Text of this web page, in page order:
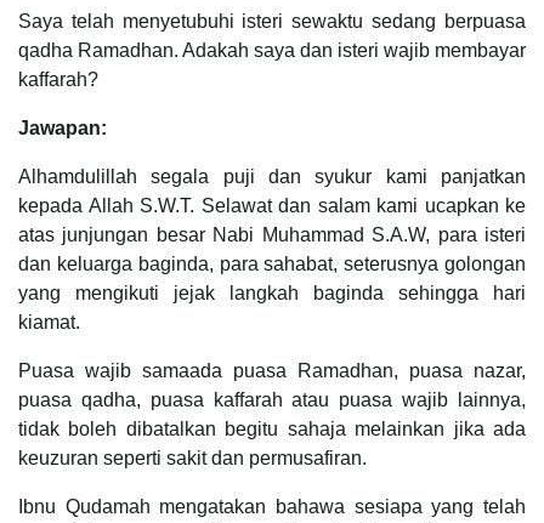
Saya telah menyetubuhi isteri sewaktu sedang berpuasa
qadha Ramadhan. Adakah saya dan isteri wajib membayar
kaffarah?
Jawapan:
Alhamdulillah segala puji dan syukur kami panjatkan
kepada Allah S.W.T. Selawat dan salam kami ucapkan ke
atas junjungan besar Nabi Muhammad S.A.W, para isteri
dan keluarga baginda, para sahabat, seterusnya golongan
yang mengikuti jejak langkah baginda sehingga hari
kiamat.
Puasa wajib samaada puasa Ramadhan, puasa nazar,
puasa qadha, puasa kaffarah atau puasa wajib lainnya,
tidak boleh dibatalkan begitu sahaja melainkan jika ada
keuzuran seperti sakit dan permusafiran.
Ibnu Qudamah mengatakan bahawa sesiapa yang telah